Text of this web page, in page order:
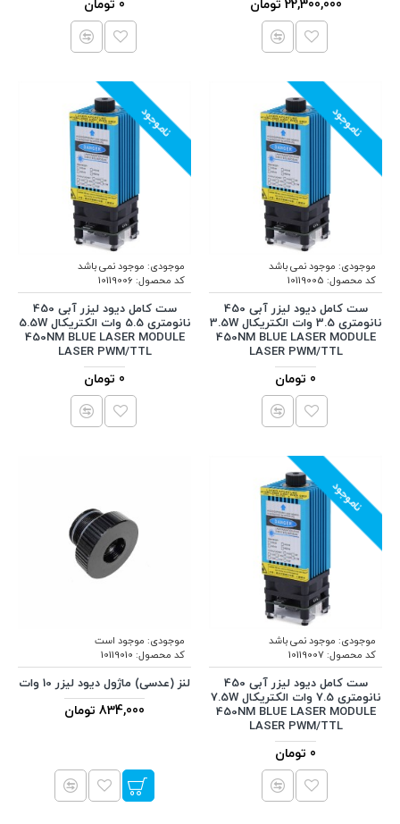
22,300,000 تومان 0 تومان
ناموجود
موجودی: موجود نمی باشد
کد محصول: 10119005
ست کامل دیود لیزر آبی 450
نانومتری 3.5 وات الکتریکال 3.5W
450NM BLUE LASER MODULE
LASER PWM/TTL
0 تومان
ناموجود
موجودی: موجود نمی باشد
کد محصول: 10119006
ست کامل دیود لیزر آبی 450
نانومتری 5.5 وات الکتریکال 5.5W
450NM BLUE LASER MODULE
LASER PWM/TTL
0 تومان
ناموجود
موجودی: موجود نمی باشد
کد محصول:10119007
ست کامل دیود لیزر آبی 450
نانومتری 7.5 وات الکتریکال 7.5W
450NM BLUE LASER MODULE
LASER PWM/TTL
0 تومان
موجودی: موجود است
کد محصول: 10119010
لنز (عدسی) ماژول دیود لیزر 10 وات
834,000 تومان